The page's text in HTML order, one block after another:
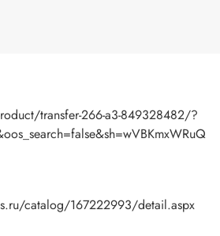
сдвигаете ее на себя.
Сразу после нанесения
на водной основе, матовый,
transfer-266-a3-849328482/?
catalog/167222993/detail.aspx